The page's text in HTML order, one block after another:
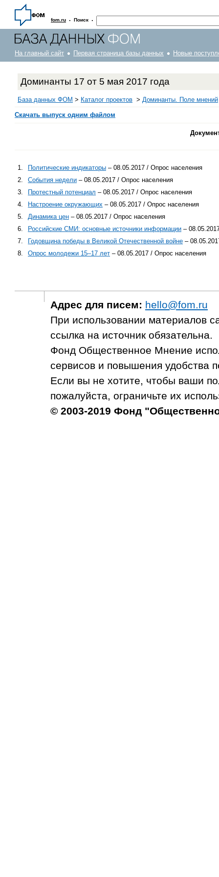
fom.ru · Поиск ·
На главный сайт Первая страница базы данных Новые
Доминанты 17 от 5 мая 2017 года
База данных ФОМ > Каталог проектов > Доминанты. Поле мнений
Скачать выпуск одним файлом
1. Политические индикаторы – 08.05.2017 / Опрос населения
2.
События недели – 08.05.2017 / Опрос населения
3.
Протестный потенциал – 08.05.2017 / Опрос населения
4.
Настроение окружающих – 08.05.2017 / Опрос населения
5.
Динамика цен – 08.05.2017 / Опрос населения
6.
Российские СМИ: основные источники информации –
7.
Годовщина победы в Великой Отечественной войне –
8.
Опрос молодежи 15–17 лет – 08.05.2017 / Опрос населения
Адрес для писем: hello@fom.ru
При использовании материалов
ссылка на источник обязательна.
Фонд Общественное Мнение
сервисов и повышения удобства
Если вы не хотите, чтобы ваши
пожалуйста, ограничьте их
© 2003-2019 Фонд